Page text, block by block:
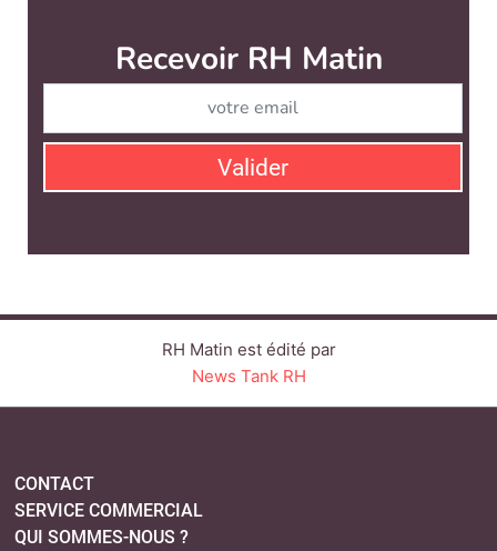
RH Matin est édité par
QUI SOMMES-NOUS ?
LINKEDINTWITTERFACEBOOK
MENTIONS LÉGALES
POLITIQUE DE CONFIDENTIALITÉ